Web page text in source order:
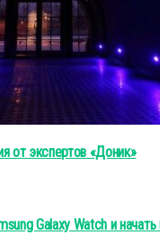
от экспертов «Доник»
Galaxy Watch и